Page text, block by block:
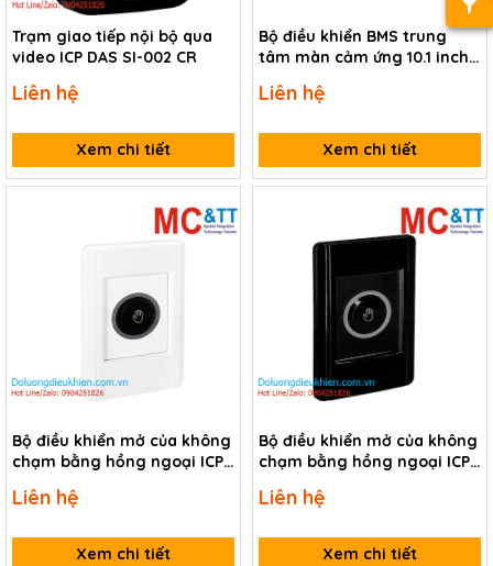
Trạm giao tiếp nội bộ qua
video ICP DAS SI-002 CR
Liên hệ
Xem chi tiết
Bộ điều khiển BMS trung
tâm màn cảm ứng 10.1 inch
Liên hệ
Xem chi tiết
Bộ điều khiển mở của không
chạm bằng hồng ngoại ICP
Liên hệ
Xem chi tiết
Bộ điều khiển mở của không
chạm bằng hồng ngoại ICP
Liên hệ
Xem chi tiết